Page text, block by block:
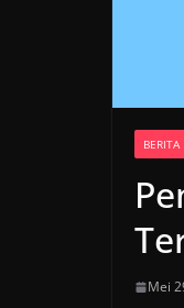
BERITA
Mei